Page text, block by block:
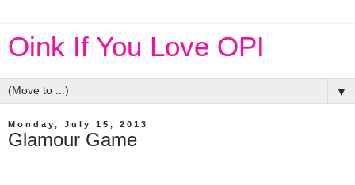
Oink If You Love OPI
▼
Monday, July 15, 2013
Glamour Game